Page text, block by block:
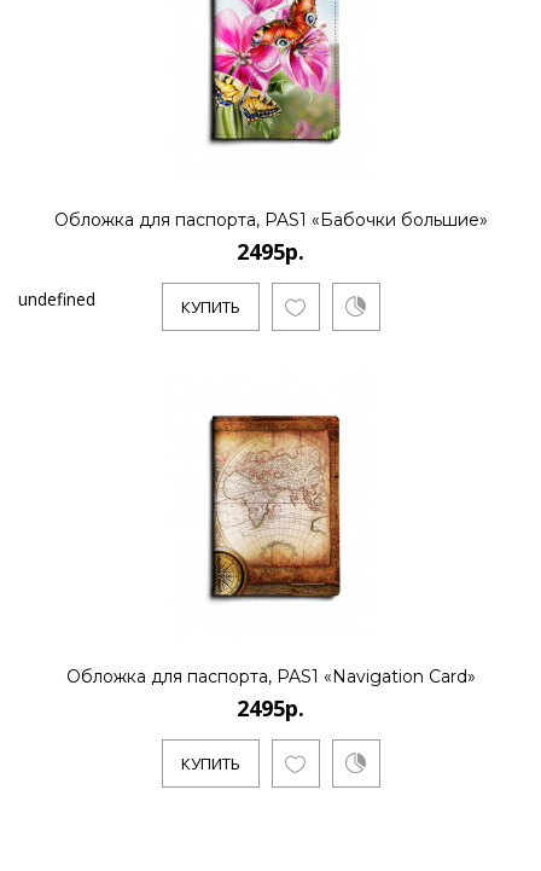
Обложка для паспорта, PAS1 «Бабочки большие»
2495р.
КУПИТЬ
undefined
Обложка для паспорта, PAS1 «Navigation Card»
2495р.
КУПИТЬ